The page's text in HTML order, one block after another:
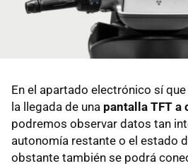
En el apartado electrónico sí
la llegada de una pantalla TFT a
podremos observar datos tan
autonomía restante o el estado
obstante también se podrá